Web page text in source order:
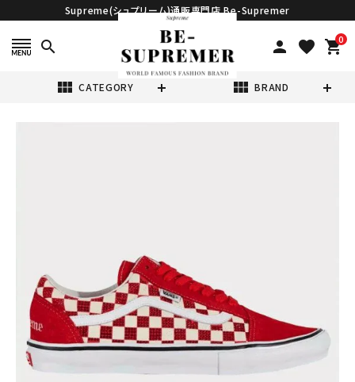
Supreme(シュプリーム)通販専門店 Be-Supremer
search person favorite 0
shopping_cart
view_module CATEGORY view_module BRAND
Supreme シュプ
リーム 2022AW
Vans
Swarovski
Vans Old
Skool ヴァンズ
スワロフスキーオ
¥88,980 (税込)